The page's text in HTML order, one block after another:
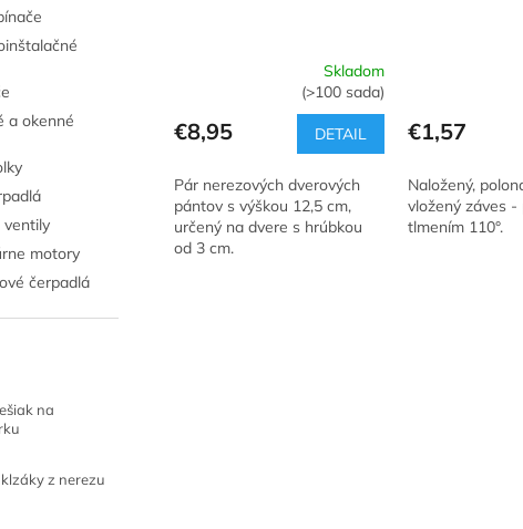
a okenné
ventily
motory
čerpadlá
na
z nerezu
produktu
je
z
5
hviezdičiek.
Skladom
(>100 sada)
€8,95 DETAIL
Pár nerezových dverových
pántov s výškou 12,5 cm,
určený na dvere s hrúbkou
od 3 cm.
produktu
je
z
5
hviezdičiek.
€1,57
Naložený,
vložený záves -
tlmením 110°.